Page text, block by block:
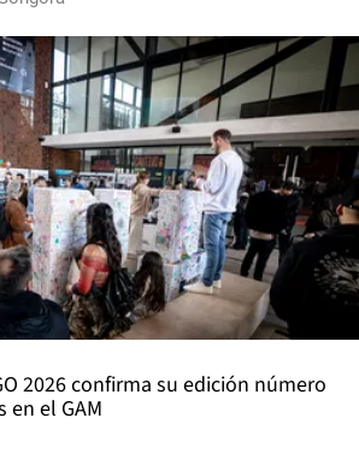
2026 confirma su edición número
en el GAM